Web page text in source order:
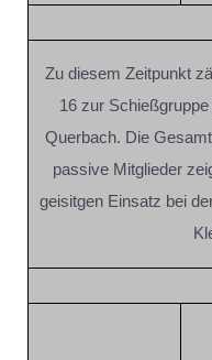
Zu diesem Zeitpunkt
16 zur
Querbach. Die
passive Mitglieder
geisitgen Einsatz bei